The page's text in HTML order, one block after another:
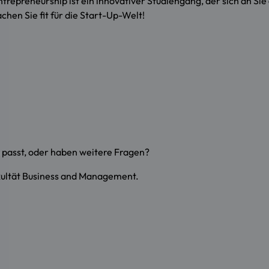
Sie fit für die Start-Up-Welt!
passt, oder haben weitere Fragen?
Business and Management.